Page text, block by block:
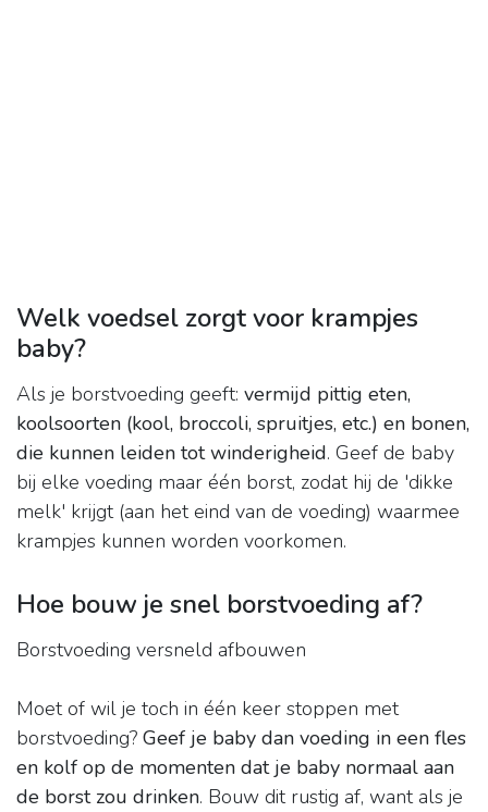
Welk voedsel zorgt voor krampjes
baby?
Als je borstvoeding geeft: vermijd pittig eten,
koolsoorten (kool, broccoli, spruitjes, etc.) en bonen,
die kunnen leiden tot winderigheid. Geef de baby
bij elke voeding maar één borst, zodat hij de 'dikke
melk' krijgt (aan het eind van de voeding) waarmee
krampjes kunnen worden voorkomen.
Hoe bouw je snel borstvoeding af?
Borstvoeding versneld afbouwen
Moet of wil je toch in één keer stoppen met
borstvoeding? Geef je baby dan voeding in een fles
en kolf op de momenten dat je baby normaal aan
de borst zou drinken. Bouw dit rustig af, want als je